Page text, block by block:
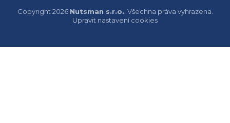
Copyright 2026 Nutsman s.r.o.. Všechna práva vyhrazena.
Upravit nastavení cookies